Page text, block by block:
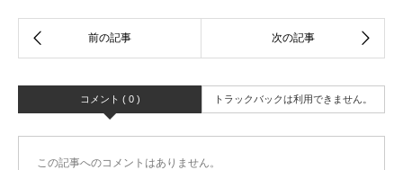
コメント ( 0 ) トラックバックは利用できません。
この記事へのコメントはありません。